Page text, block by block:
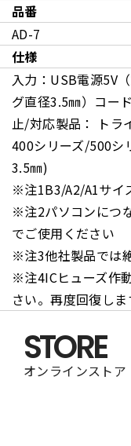
品番
AD-7
仕様
入力：USB電源5V
グ直径3.5㎜）コー
止/対応製品： トラ
400シリーズ/500シ
3.5㎜)
※注1B3/A2/A1サイ
※注2パソコンにつ
でご使用ください
※注3他社製品では
※注4ICヒューズ作
さい。再度回復しま
STORE
オンラインストア